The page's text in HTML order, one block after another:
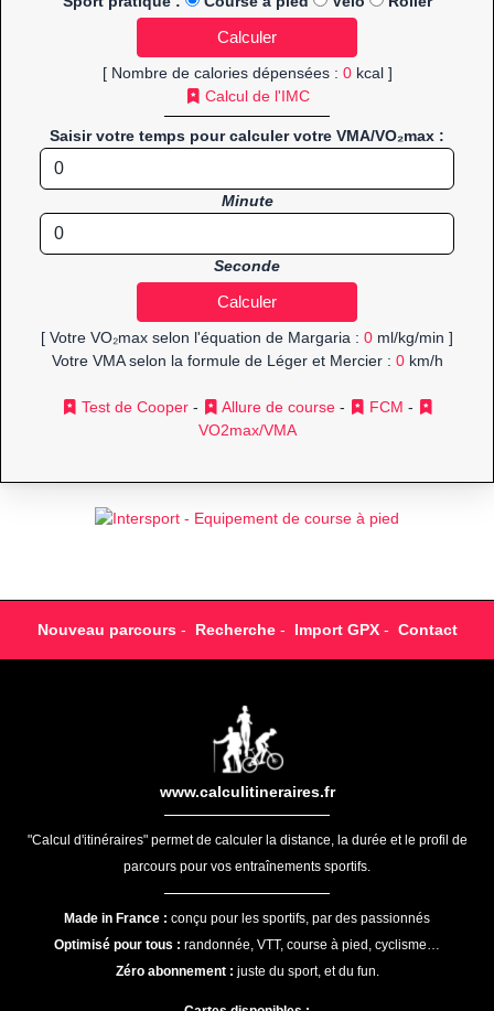
[ Nombre de calories dépensées : 0kcal ]
Calcul de l'IMC
Saisir votre temps pour calculer votre VMA/VO₂max :
Minute
Seconde
[ Votre VO₂max selon l'équation de Margaria : 0 ml/kg/min ]
Votre VMA selon la formule de Léger et Mercier : 0km/h
Test de Cooper- Allure de course- FCM -
VO2max/VMA
Nouveau parcours- Recherche- Import GPX- Contact
www.calculitineraires.fr
"Calcul d'itinéraires" permet de calculer la distance, la durée et le profil de
parcours pour vos entraînements sportifs.
Made in France : conçu pour les sportifs, par des passionnés
Optimisé pour tous : randonnée, VTT, course à pied, cyclisme…
Zéro abonnement : juste du sport, et du fun.